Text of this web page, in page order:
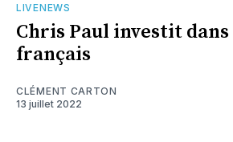
LIVENEWS
Chris Paul investit
français
CLÉMENT CARTON
13 juillet 2022